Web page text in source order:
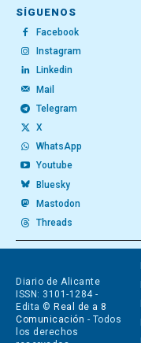
SÍGUENOS
Facebook
Instagram
Linkedin
Mail
Telegram
X
WhatsApp
Youtube
Bluesky
Mastodon
Threads
Diario de Alicante
ISSN: 3101-1284 -
Edita © Real de a 8
Comunicación - Todos
los derechos